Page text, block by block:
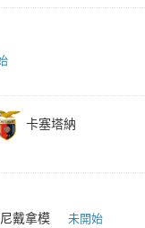
卡塞塔納
戴拿模 未開始